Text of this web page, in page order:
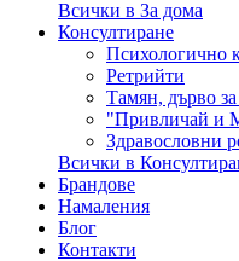
Всички в За дома
Консултиране
Психологично
Ретрийти
Тамян, дърво
"Привличай и
Здравословни
Всички в
Брандове
Намаления
Блог
Контакти